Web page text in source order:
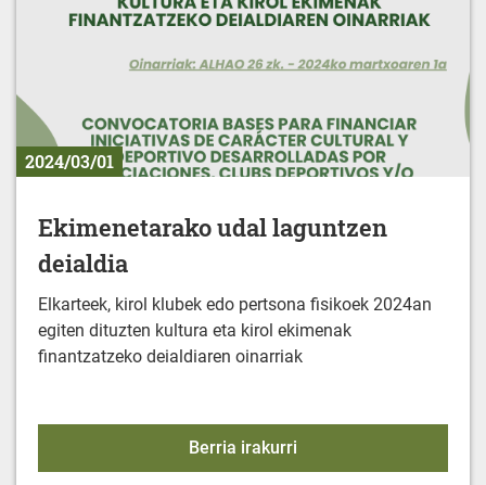
2024/03/01
Ekimenetarako udal laguntzen
deialdia
Elkarteek, kirol klubek edo pertsona fisikoek 2024an
egiten dituzten kultura eta kirol ekimenak
finantzatzeko deialdiaren oinarriak
Berria irakurri